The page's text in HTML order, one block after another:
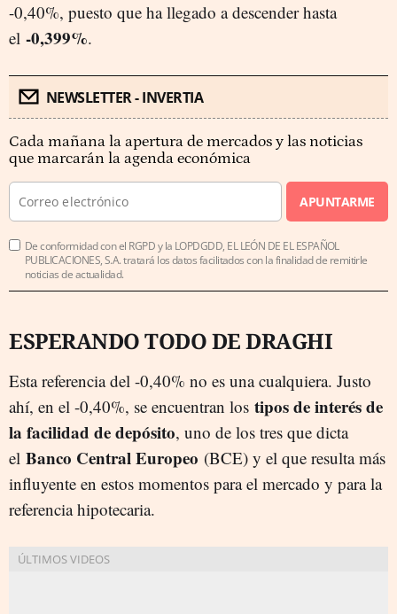
-0,40%, puesto que ha llegado a descender hasta
el -0,399%.
NEWSLETTER - INVERTIA
Cada mañana la apertura de mercados y las noticias
que marcarán la agenda económica
APUNTARME
De conformidad con el RGPD y la LOPDGDD, EL LEÓN DE EL ESPAÑOL
PUBLICACIONES, S.A. tratará los datos facilitados con la finalidad de remitirle
noticias de actualidad.
ESPERANDO TODO DE DRAGHI
Esta referencia del -0,40% no es una cualquiera. Justo
ahí, en el -0,40%, se encuentran los tipos de interés de
la facilidad de depósito, uno de los tres que dicta
el Banco Central Europeo (BCE) y el que resulta más
influyente en estos momentos para el mercado y para la
referencia hipotecaria.